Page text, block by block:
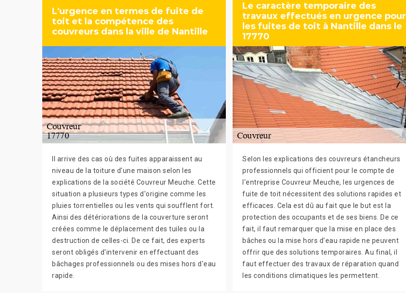
L'urgence en termes de fuite de
toit et la compétence des
couvreurs dans la ville de Nantille
Il arrive des cas où des fuites apparaissent au
niveau de la toiture d'une maison selon les
explications de la société Couvreur Meuche. Cette
situation a plusieurs types d'origine comme les
pluies torrentielles ou les vents qui soufflent fort.
Ainsi des détériorations de la couverture seront
créées comme le déplacement des tuiles ou la
destruction de celles-ci. De ce fait, des experts
seront obligés d'intervenir en effectuant des
bâchages professionnels ou des mises hors d'eau
rapide.
Le caractère temporaire des
travaux effectués en urgence pour
les fuites de toit à Nantille dans le
17770
Selon les explications des couvreurs étancheurs
professionnels qui officient pour le compte de
l'entreprise Couvreur Meuche, les urgences de
fuite de toit nécessitent des solutions rapides et
efficaces. Cela est dû au fait que le but est la
protection des occupants et de ses biens. De ce
fait, il faut remarquer que la mise en place des
bâches ou la mise hors d'eau rapide ne peuvent
offrir que des solutions temporaires. Au final, il
faut effectuer des travaux de réparation quand
les conditions climatiques les permettent.